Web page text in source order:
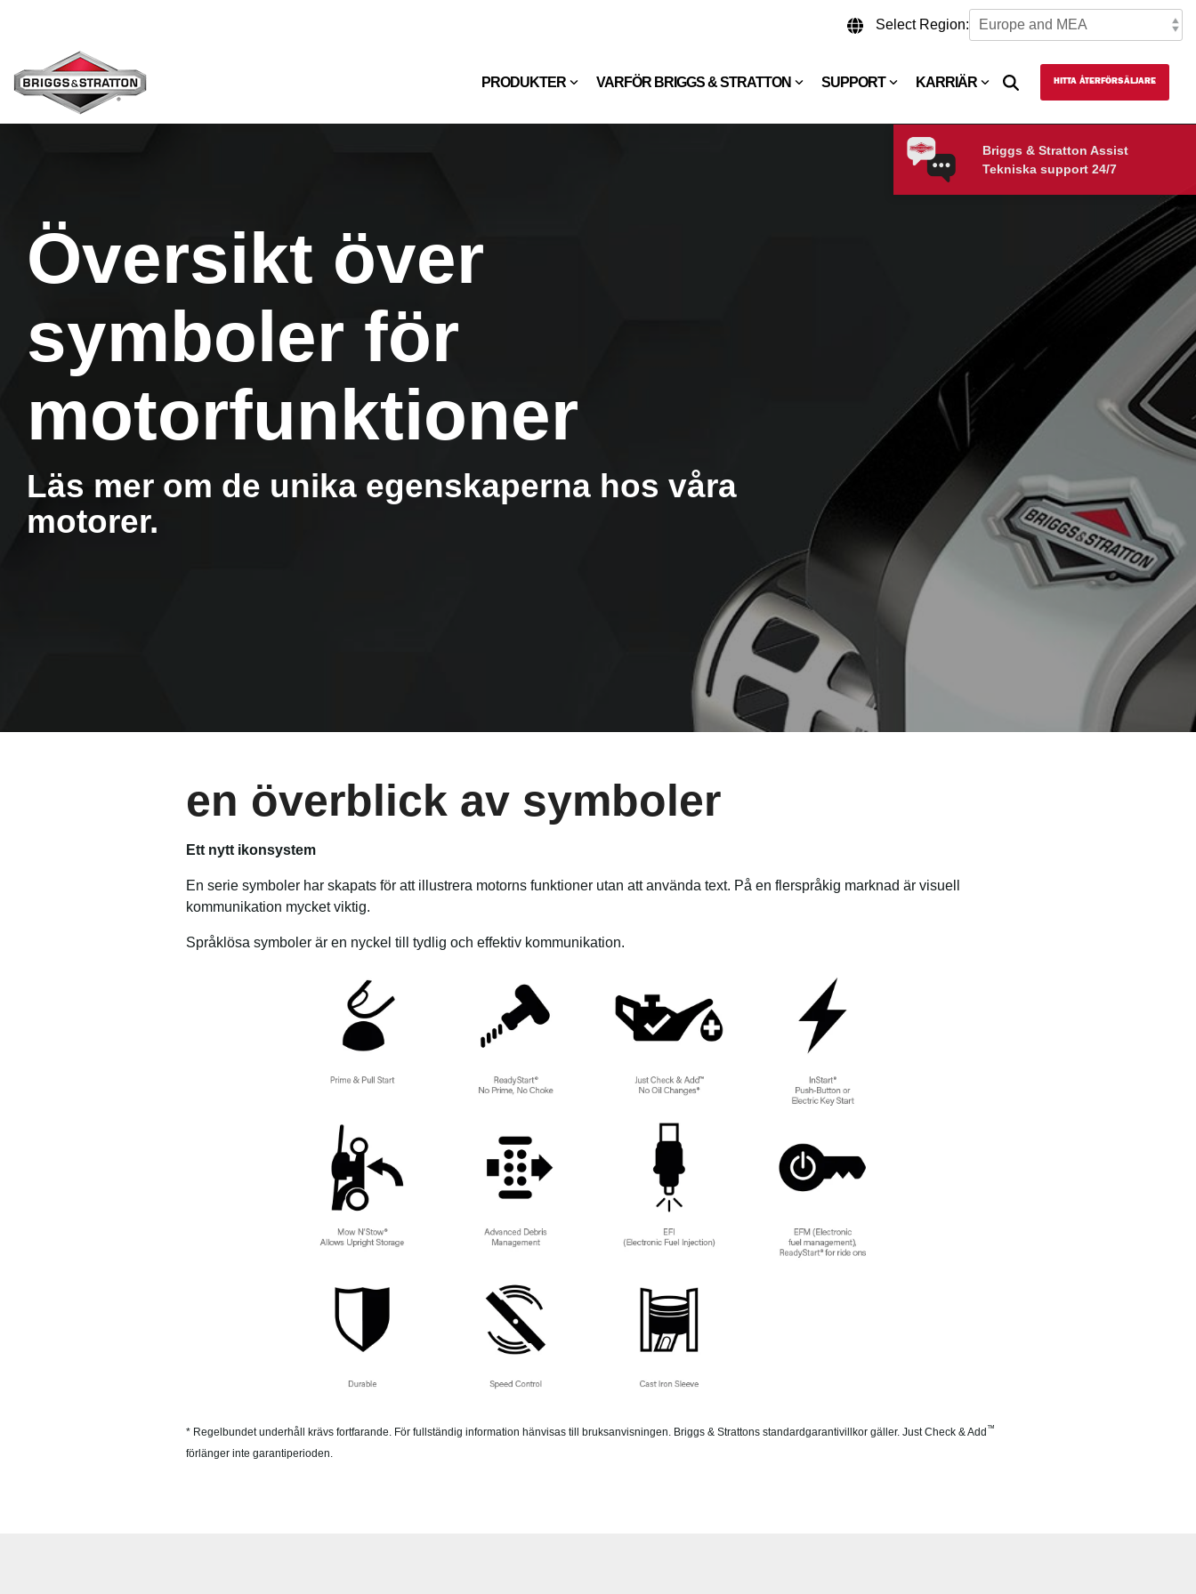
content.
Select Region:
PRODUKTER VARFÖR BRIGGS & STRATTON SUPPORT KARRIÄR HITTA ÅTERFÖRSÄLJARE
Översikt över
symboler för
motorfunktioner
Läs mer om de unika egenskaperna hos våra
motorer.
en överblick av symboler
Ett nytt ikonsystem
En serie symboler har skapats för att illustrera motorns funktioner utan att använda text. På en flerspråkig marknad är visuell
kommunikation mycket viktig.
Språklösa symboler är en nyckel till tydlig och effektiv kommunikation.
* Regelbundet underhåll krävs fortfarande. För fullständig information hänvisas till bruksanvisningen. Briggs & Strattons standardgarantivillkor gäller. Just Check & Add ™
förlänger inte garantiperioden.
Briggs & Stratton Assist
Tekniska support 24/7